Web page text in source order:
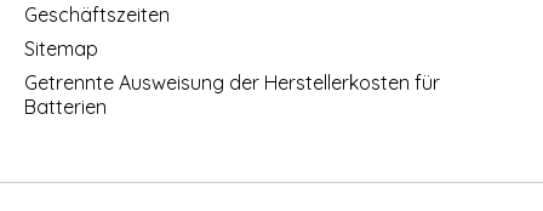
Geschäftszeiten
Sitemap
Getrennte Ausweisung der Herstellerkosten für
Batterien